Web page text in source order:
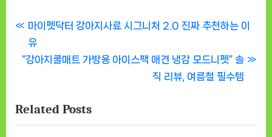
글
탐
P
r
e
o
u
마이펫닥터 강아지사료 시그니처 2.0 진짜 추천하는 이
유
N
t
P
“강아지쿨매트 가방용 아이스팩 애견 냉감 모드니펫” 솔
직 리뷰, 여름철 필수템
Related Posts